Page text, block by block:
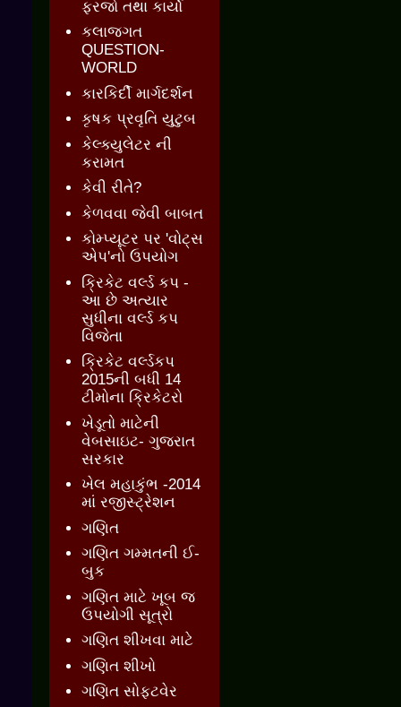
ફરજો તથા કાર્યો
કલાજગત
QUESTION-
WORLD
કારકિર્દી માર્ગદર્શન
કૃષક પ્રવૃતિ યુટુબ
કેલ્ક્યુલેટર ની
કરામત
કેવી રીતે?
કેળવવા જેવી બાબત
કોમ્પ્યૂટર પર 'વોટ્સ
એપ'નો ઉપયોગ
ક્રિકેટ વર્લ્ડ કપ -
આ છે અત્યાર
સુધીના વર્લ્ડ કપ
વિજેતા
ક્રિકેટ વર્લ્ડકપ
2015ની બધી 14
ટીમોના ક્રિકેટરો
ખેડૂતો માટેની
વેબસાઇટ- ગુજરાત
સરકાર
ખેલ મહાકુંભ -2014
માં રજીસ્ટ્રેશન
ગણિત
ગણિત ગમ્મતની ઈ-
બુક
ગણિત માટે ખૂબ જ
ઉપયોગી સૂત્રો
ગણિત શીખવા માટે
ગણિત શીખો
ગણિત સોફ્ટવેર